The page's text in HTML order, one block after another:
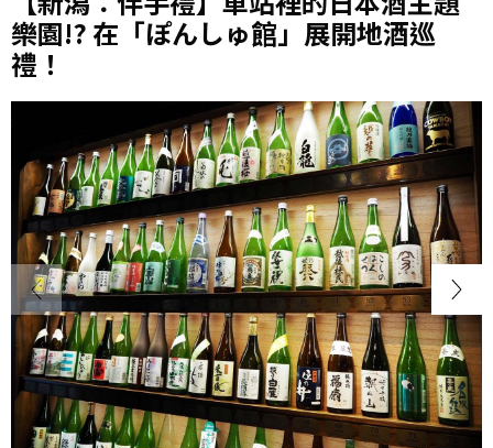
樂園!? 在「ぽんしゅ館」展開地酒巡
禮！